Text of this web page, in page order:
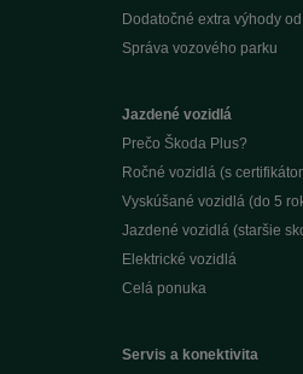
Dodatočné extra výhody
Správa vozového parku
Jazdené vozidlá
Prečo Škoda Plus?
Ročné vozidlá (s
Vyskúšané vozidlá (do 5
Jazdené vozidlá (staršie
Elektrické vozidlá
Celá ponuka
Servis a konektivita